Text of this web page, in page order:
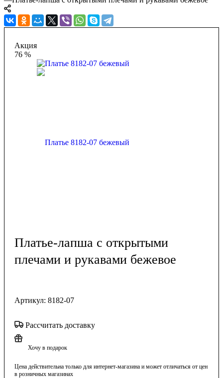
Акция
76 %
Платье-лапша с открытыми
плечами и рукавами бежевое
Артикул: 8182-07
Рассчитать доставку
Хочу в подарок
Цена действительна только для интернет-магазина и может отличаться от цен
в розничных магазинах